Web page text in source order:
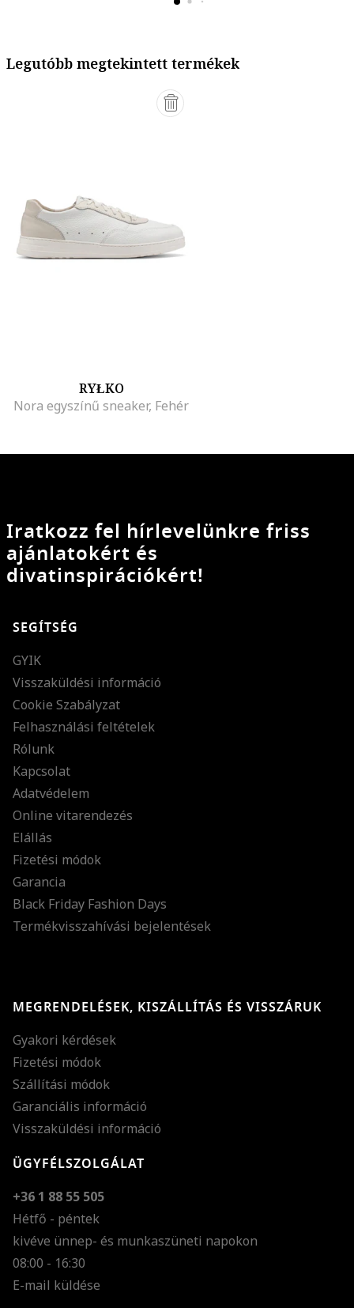
Legutóbb megtekintett termékek
RYŁKO
Nora egyszínű sneaker, Fehér
Iratkozz fel hírlevelünkre friss
ajánlatokért és
divatinspirációkért!
SEGÍTSÉG
GYIK
Visszaküldési információ
Cookie Szabályzat
Felhasználási feltételek
Rólunk
Kapcsolat
Adatvédelem
Online vitarendezés
Elállás
Fizetési módok
Garancia
Black Friday Fashion Days
Termékvisszahívási bejelentések
MEGRENDELÉSEK, KISZÁLLÍTÁS ÉS VISSZÁRUK
Gyakori kérdések
Fizetési módok
Szállítási módok
Garanciális információ
Visszaküldési információ
ÜGYFÉLSZOLGÁLAT
+36 1 88 55 505
Hétfő - péntek
kivéve ünnep- és munkaszüneti napokon
08:00 - 16:30
E-mail küldése